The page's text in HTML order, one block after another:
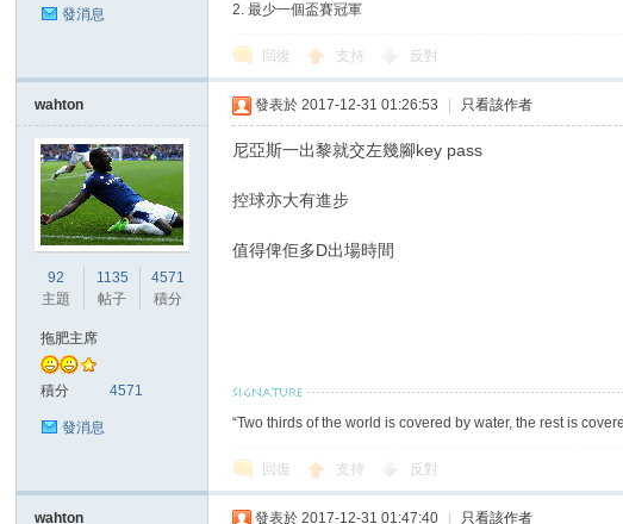
發消息
2. 最少一個盃賽冠軍
回復 支持 反對
wahton
92
主題
1135
帖子
4571
積分
拖肥主席
積分 4571
發消息
發表於 2017-12-31 01:26:53 只看該作者
尼亞斯一出黎就交左幾腳key pass
控球亦大有進步
值得俾佢多D出場時間
“Two thirds of the world is covered by water, the rest is
回復 支持 反對
wahton 發表於 2017-12-31 01:47:40 只看該作者